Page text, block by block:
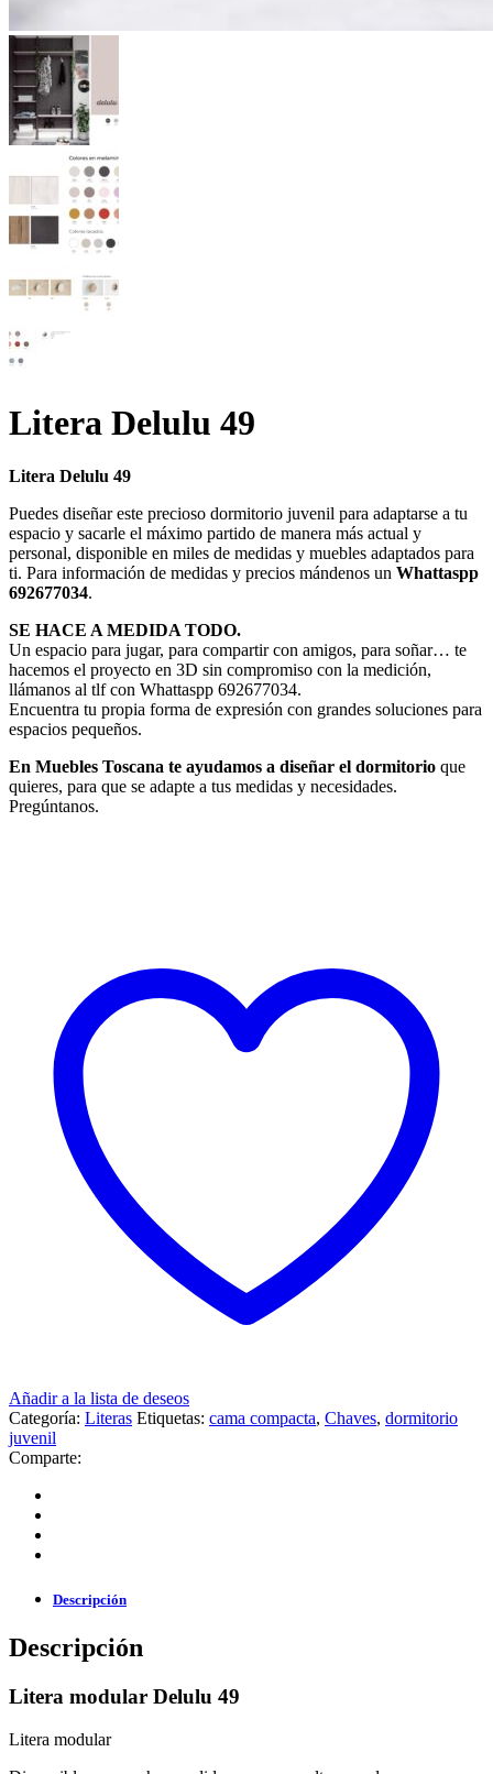
Litera Delulu 49
Litera Delulu 49
Puedes diseñar este precioso dormitorio juvenil para adaptarse a tu
espacio y sacarle el máximo partido de manera más actual y
personal, disponible en miles de medidas y muebles adaptados para
ti. Para información de medidas y precios mándenos un Whattaspp
692677034.
SE HACE A MEDIDA TODO.
Un espacio para jugar, para compartir con amigos, para soñar… te
hacemos el proyecto en 3D sin compromiso con la medición,
llámanos al tlf con Whattaspp 692677034.
Encuentra tu propia forma de expresión con grandes soluciones para
espacios pequeños.
En Muebles Toscana te ayudamos a diseñar el dormitorio que
quieres, para que se adapte a tus medidas y necesidades.
Pregúntanos.
Añadir a la lista de deseos
Categoría: Literas Etiquetas: cama compacta, Chaves, dormitorio
juvenil
Comparte:
Descripción
Descripción
Litera modular Delulu 49
Litera modular